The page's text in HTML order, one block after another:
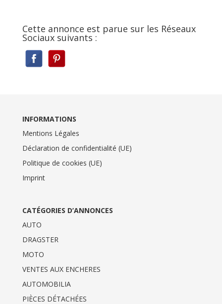
Cette annonce est parue sur les Réseaux
Sociaux suivants :
INFORMATIONS
Mentions Légales
Déclaration de confidentialité (UE)
Politique de cookies (UE)
Imprint
CATÉGORIES D’ANNONCES
AUTO
DRAGSTER
MOTO
VENTES AUX ENCHERES
AUTOMOBILIA
PIÈCES DÉTACHÉES